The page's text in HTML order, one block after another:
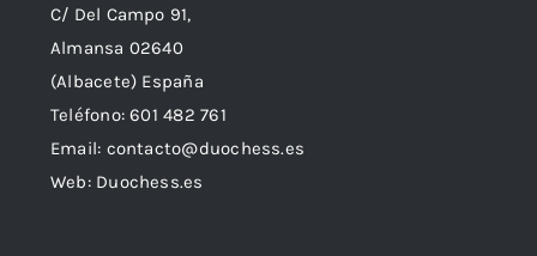
C/ Del Campo 91,
Almansa 02640
(Albacete) España
Teléfono:601 482 761
Email: contacto@duochess.es
Web: Duochess.es